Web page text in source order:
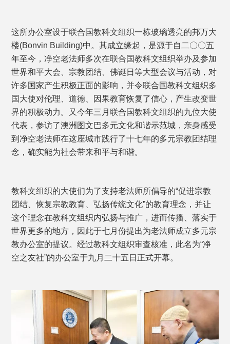
这所办公室设于联合国教科文组织一栋玻璃透亮的邦万大
楼(Bonvin Building)中。其成立缘起，是源于自二〇〇五
年至今，净空老法师多次在联合国教科文组织举办及参加
世界和平大会、宗教团结、佛诞日等大型会议与活动，对
许多国家产生积极正面的影响，并令联合国教科文组织多
国大使对伦理、道德、因果教育恢复了信心，产生改变世
界的积极动力。又今年三月联合国教科文组织的九位大使
代表，参访了澳洲图文巴多元文化和谐示范城，亲身感受
到净空老法师在这座城市践行了十七年的多元宗教团结理
念，确实能为社会带来和平与和谐。
教科文组织的大使们为了支持老法师所倡导的“促进宗教
团结、恢复宗教教育、弘扬传统文化”的教育理念，并让
这个理念在教科文组织内弘扬与推广，进而传播、落实于
世界更多的地方，因此于七月份提出为老法师成立多元宗
教办公室的提议。经过教科文组织审查核准，此名为“净
空之友社”的办公室于九月二十五日正式开幕。